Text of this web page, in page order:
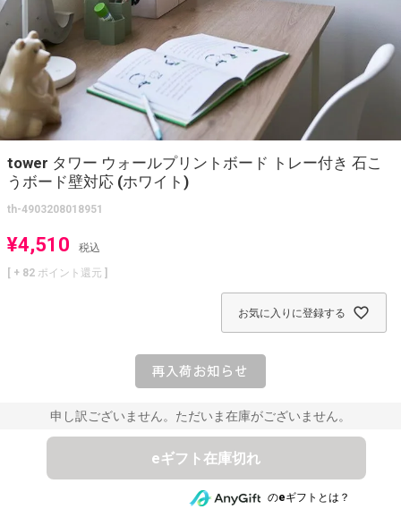
tower タワー ウォールプリントボード トレー付き 石こ
うボード壁対応 (ホワイト)
th-4903208018951
¥4,510
税込
[ + 82 ポイント還元 ]
お気に入りに登録する
申し訳ございません。ただいま在庫がございません。
eギフト在庫切れ
のeギフトとは？